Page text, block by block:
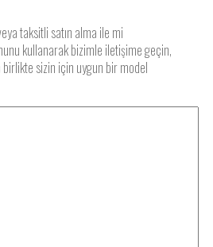
taksitli satın alma ile mi
kullanarak bizimle iletişime geçin,
birlikte sizin için uygun bir model